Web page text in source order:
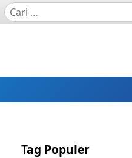
Tag Populer